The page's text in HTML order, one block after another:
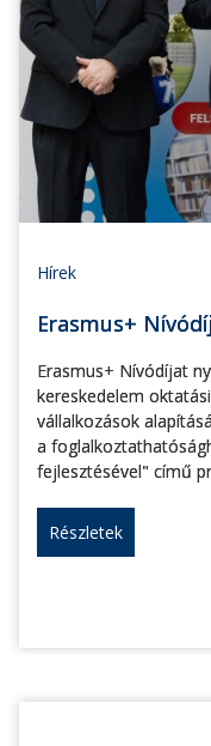
Hírek
Erasmus+ Nívódíj
Erasmus+ Nívódíjat
kereskedelem
vállalkozások
a
fejlesztésével" című
Részletek